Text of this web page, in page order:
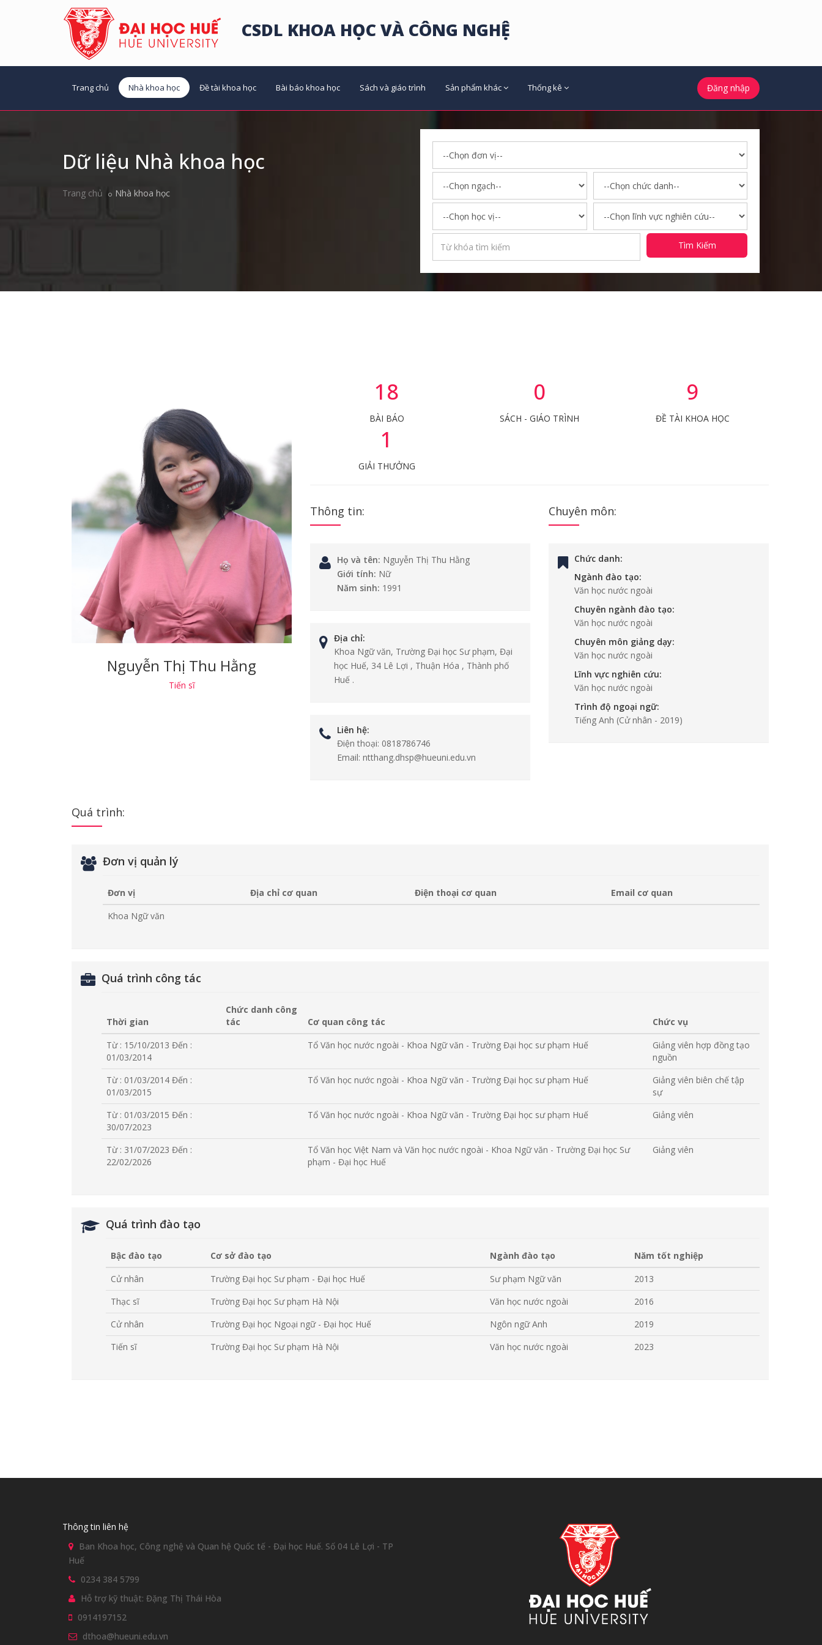
CSDL KHOA HỌC VÀ CÔNG NGHỆ
Trang chủ Nhà khoa học Đề tài khoa học Bài báo khoa học Sách và giáo trình Sản phẩm khác Thống kê Đăng nhập
Dữ liệu Nhà khoa học
Trang chủ Nhà khoa học
Tìm Kiếm
Nguyễn Thị Thu Hằng
Tiến sĩ
18
BÀI BÁO
0
SÁCH - GIÁO TRÌNH
9
ĐỀ TÀI KHOA HỌC
1
GIẢI THƯỞNG
Thông tin:
Họ và tên: Nguyễn Thị Thu Hằng
Giới tính: Nữ
Năm sinh: 1991
Địa chỉ:
Khoa Ngữ văn, Trường Đại học Sư phạm, Đại
học Huế, 34 Lê Lợi , Thuận Hóa , Thành phố
Huế .
Liên hệ:
Điện thoại: 0818786746
Email: ntthang.dhsp@hueuni.edu.vn
Chuyên môn:
Chức danh:
Ngành đào tạo:
Văn học nước ngoài
Chuyên ngành đào tạo:
Văn học nước ngoài
Chuyên môn giảng dạy:
Văn học nước ngoài
Lĩnh vực nghiên cứu:
Văn học nước ngoài
Trình độ ngoại ngữ:
Tiếng Anh (Cử nhân - 2019)
Quá trình:
Đơn vị quản lý
Đơn vị Địa chỉ cơ quan Điện thoại cơ quan
Email cơ quan
Khoa Ngữ văn
Quá trình công tác
Thời gian
Chức danh công
tác
Cơ quan công tác
Chức vụ
Từ : 15/10/2013 Đến :
01/03/2014
Tổ Văn học nước ngoài - Khoa Ngữ văn - Trường Đại học sư phạm Huế
Giảng viên hợp đồng tạo
nguồn
Từ : 01/03/2014 Đến :
01/03/2015
Tổ Văn học nước ngoài - Khoa Ngữ văn - Trường Đại học sư phạm Huế
Giảng viên biên chế tập
sự
Từ : 01/03/2015 Đến :
30/07/2023
Tổ Văn học nước ngoài - Khoa Ngữ văn - Trường Đại học sư phạm Huế Giảng viên
Từ : 31/07/2023 Đến :
22/02/2026
Tổ Văn học Việt Nam và Văn học nước ngoài - Khoa Ngữ văn - Trường Đại học Sư
phạm - Đại học Huế
Giảng viên
Quá trình đào tạo
Bậc đào tạo Cơ sở đào tạo Ngành đào tạo
Năm tốt nghiệp
Cử nhân
Trường Đại học Sư phạm - Đại học Huế Sư phạm Ngữ văn
2013
Thạc sĩ
Trường Đại học Sư phạm Hà Nội Văn học nước ngoài
2016
Cử nhân
Trường Đại học Ngoại ngữ - Đại học Huế Ngôn ngữ Anh
2019
Tiến sĩ
Trường Đại học Sư phạm Hà Nội Văn học nước ngoài 2023
Thông tin liên hệ
Ban Khoa học, Công nghệ và Quan hệ Quốc tế - Đại học Huế. Số 04 Lê Lợi - TP
Huế
0234 384 5799
Hỗ trợ kỹ thuật: Đặng Thị Thái Hòa
0914197152
dthoa@hueuni.edu.vn